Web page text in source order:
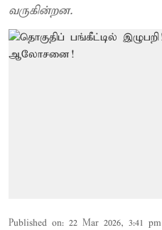
வருகின்றன.
Published on: 22 Mar 2026, 3:41 pm